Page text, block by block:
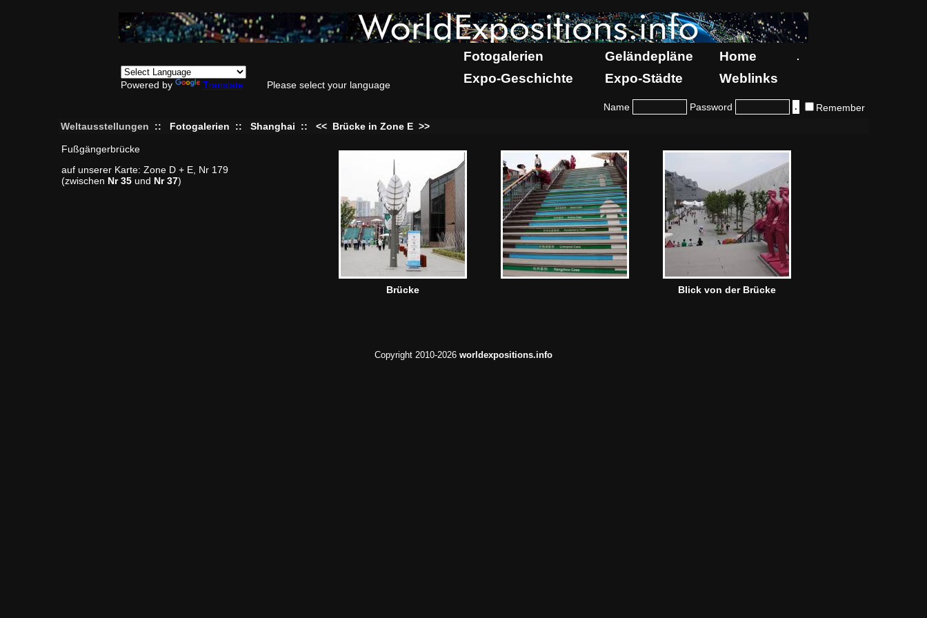
Powered by Translate Please select your language
Fotogalerien Geländepläne Home .
Expo-Geschichte Expo-Städte Weblinks
Name Password
Remember
Weltausstellungen
:: Fotogalerien :: Shanghai :: << Brücke in Zone E >>
Fußgängerbrücke
auf unserer Karte: Zone D + E, Nr 179
(zwischen Nr 35und Nr 37)
Brücke Blick von der Brücke
Copyright 2010-2026 worldexpositions.info